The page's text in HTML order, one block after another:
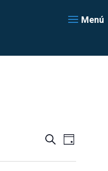
Menú
Navegación
de
búsqueda
de
de
Día